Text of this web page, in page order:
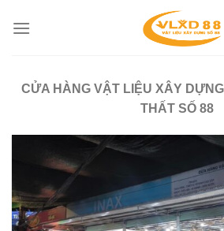
CỬA HÀNG VẬT LIỆU XÂY
THẤT SỐ 88